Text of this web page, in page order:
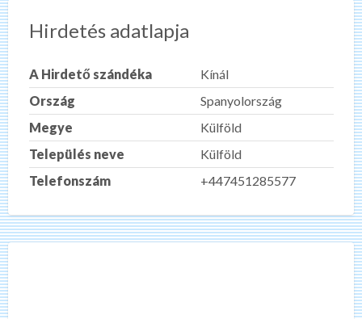
Hirdetés adatlapja
A Hirdető szándéka
Kínál
Ország
Spanyolország
Megye
Külföld
Település neve
Külföld
Telefonszám
+447451285577